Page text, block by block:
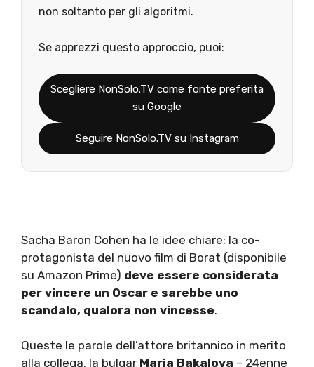
non soltanto per gli algoritmi.
Se apprezzi questo approccio, puoi:
Scegliere NonSolo.TV come fonte preferita
su Google
Seguire NonSolo.TV su Instagram
Sacha Baron Cohen ha le idee chiare: la co-
protagonista del nuovo film di Borat (disponibile
su Amazon Prime) deve essere considerata
per vincere un Oscar e sarebbe uno
scandalo, qualora non vincesse.
Queste le parole dell’attore britannico in merito
alla collega, la bulgar Maria Bakalova – 24enne